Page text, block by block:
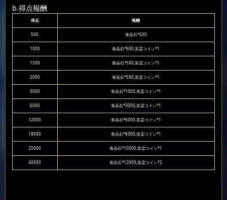
b.得点報酬
得点 報酬
500 青晶石*500
1000 青晶石*500,英霊コイン*1
1500 青晶石*500,英霊コイン*1
2000 青晶石*500,英霊コイン*1
3000 青晶石*1000,英霊コイン*1
6000 青晶石*3000,英霊コイン*1
12000 青晶石*6000,英霊コイン*1
18000 青晶石*6000,英霊コイン*1
25000 青晶石*10000,英霊コイン*1
40000 青晶石*12000,英霊コイン*2